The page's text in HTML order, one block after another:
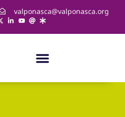
valponasca@valponasca.org